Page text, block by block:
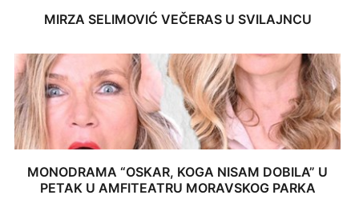
MIRZA SELIMOVIĆ VEČERAS U SVILAJNCU
MONODRAMA “OSKAR, KOGA NISAM DOBILA” U
PETAK U AMFITEATRU MORAVSKOG PARKA